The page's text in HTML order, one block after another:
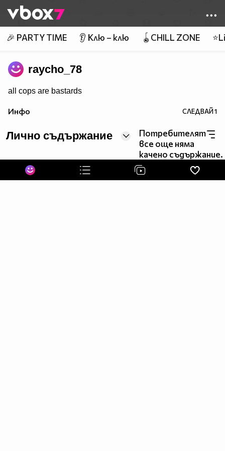
👾
🎉 PARTY TIME 👂 Клю – клю 🪀CHILL ZONE
raycho_78
all cops are bastards
Инфо СЛЕДВАЙ1
Лично съдържание
Потребителят
все още няма
качено съдържание.